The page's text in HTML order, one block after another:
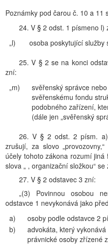
Poznámky pod čarou č. 10 a 11
24. V § 2 odst. 1 písmeno l)
„l)
osoba poskytující služby
25. V § 2 se na konci
zní:
„m)
svěřenský správce
svěřenskému fondu
podobného zařízení,
(dále jen „svěřenský
26. V § 2 odst. 2 písm. a)
zrušují, za slovo
účely tohoto zákona rozumí
slova „ , organizační složkou“ se
27. V § 2 odstavec 3 zní:
„(3) Povinnou osobou
odstavce 1 nevykonává jako
a)
osoby podle odstavce 2
b)
advokáta, který
právnické osoby zřízené